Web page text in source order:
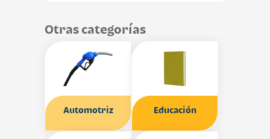
Otras categorías
Automotriz Educación